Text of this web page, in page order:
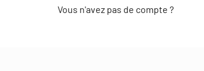
Vous n'avez pas de compte ?